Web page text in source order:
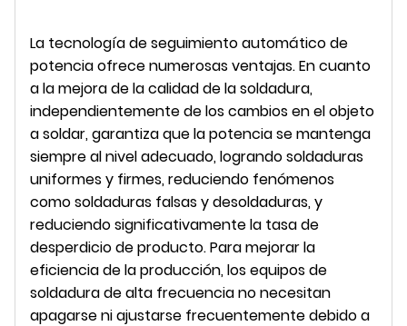
La tecnología de seguimiento automático de
potencia ofrece numerosas ventajas. En cuanto
a la mejora de la calidad de la soldadura,
independientemente de los cambios en el objeto
a soldar, garantiza que la potencia se mantenga
siempre al nivel adecuado, logrando soldaduras
uniformes y firmes, reduciendo fenómenos
como soldaduras falsas y desoldaduras, y
reduciendo significativamente la tasa de
desperdicio de producto. Para mejorar la
eficiencia de la producción, los equipos de
soldadura de alta frecuencia no necesitan
apagarse ni ajustarse frecuentemente debido a